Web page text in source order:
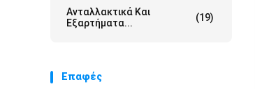
Ανταλλακτικά Και
Εξαρτήματα...
(19)
Επαφές